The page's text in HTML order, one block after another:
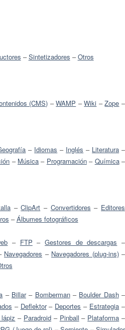
–Sintetizadores –Otros
(CMS) –WAMP –Wiki –Zope –
– Idiomas – Inglés – Literatura –
– Música– Programación– Química–
–ClipArt – Convertidores – Editores
–Álbumes fotográficos
– FTP –Gestores de descargas –
Navegadores – Navegadores (plug-ins)–
– Billar– Bomberman– Boulder Dash–
– Deflektor– Deportes – Estrategia –
– Paradroid – Pinball – Plataforma –